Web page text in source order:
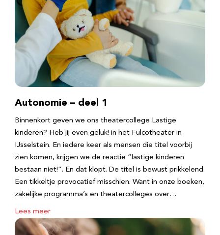
Autonomie – deel 1
Binnenkort geven we ons theatercollege Lastige
kinderen? Heb jij even geluk! in het Fulcotheater in
IJsselstein. En iedere keer als mensen die titel voorbij
zien komen, krijgen we de reactie “lastige kinderen
bestaan niet!”. En dat klopt. De titel is bewust prikkelend.
Een tikkeltje provocatief misschien. Want in onze boeken,
zakelijke programma’s en theatercolleges over…
Lees meer